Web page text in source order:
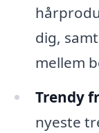
dig,
mellem
Trendy
nyeste